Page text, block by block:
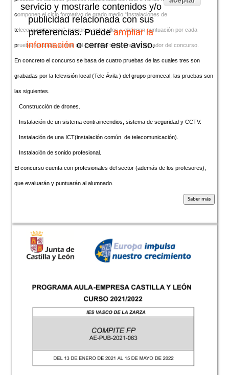
componen el ciclo formativo de grado medio “Instalaciones de
telecomunicaciones”, compiten entre ellos y obtienen puntuación por cada
prueba realizada, al final del concurso tendremos el ganador del concurso.
En concreto el concurso se basa de cuatro pruebas de las cuales tres son
grabadas por la televisión local (Tele Ávila ) del grupo promecal; las pruebas son
las siguientes.
Construcción de drones.
Instalación de un sistema contraincendios, sistema de seguridad y CCTV.
Instalación de una ICT(instalación común de telecomunicación).
Instalación de sonido profesional.
El concurso cuenta con profesionales del sector (además de los profesores),
que evaluarán y puntuarán al alumnado.
servicio y mostrarle contenidos y/o
publicidad relacionada con sus
preferencias. Puedeampliar la
informacióno cerrar este aviso.